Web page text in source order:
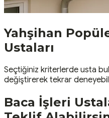
Yahşihan
Ustaları
Seçtiğiniz kriterlerde usta
değiştirerek tekrar
Baca İşleri